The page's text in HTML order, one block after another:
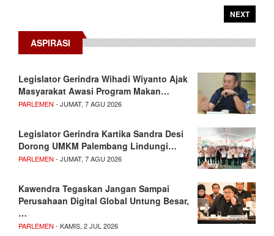
NEXT
ASPIRASI
Legislator Gerindra Wihadi Wiyanto Ajak
Masyarakat Awasi Program Makan…
PARLEMEN - JUMAT, 7 AGU 2026
Legislator Gerindra Kartika Sandra Desi
Dorong UMKM Palembang Lindungi…
PARLEMEN - JUMAT, 7 AGU 2026
Kawendra Tegaskan Jangan Sampai
Perusahaan Digital Global Untung Besar,
…
PARLEMEN - KAMIS, 2 JUL 2026